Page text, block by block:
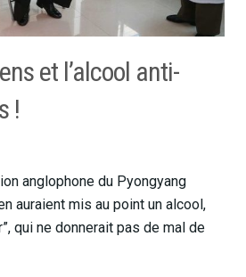
et l’alcool anti-
!
anglophone du Pyongyang
auraient mis au point un alcool,
qui ne donnerait pas de mal de